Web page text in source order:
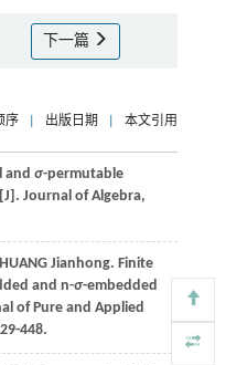
下一篇
序 出版日期 本文引用
and σ-permutable
Journal of Algebra,
HUANG Jianhong. Finite
and n-σ-embedded
of Pure and Applied
448.